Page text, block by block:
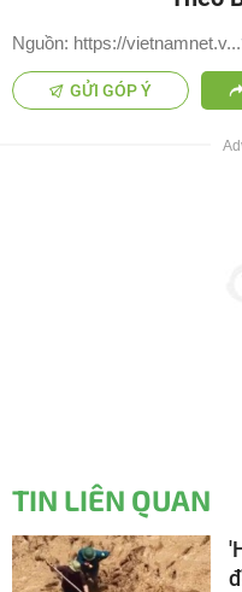
Nguồn: https://vietnamnet.v...
GỬI GÓP Ý
TIN LIÊN QUAN